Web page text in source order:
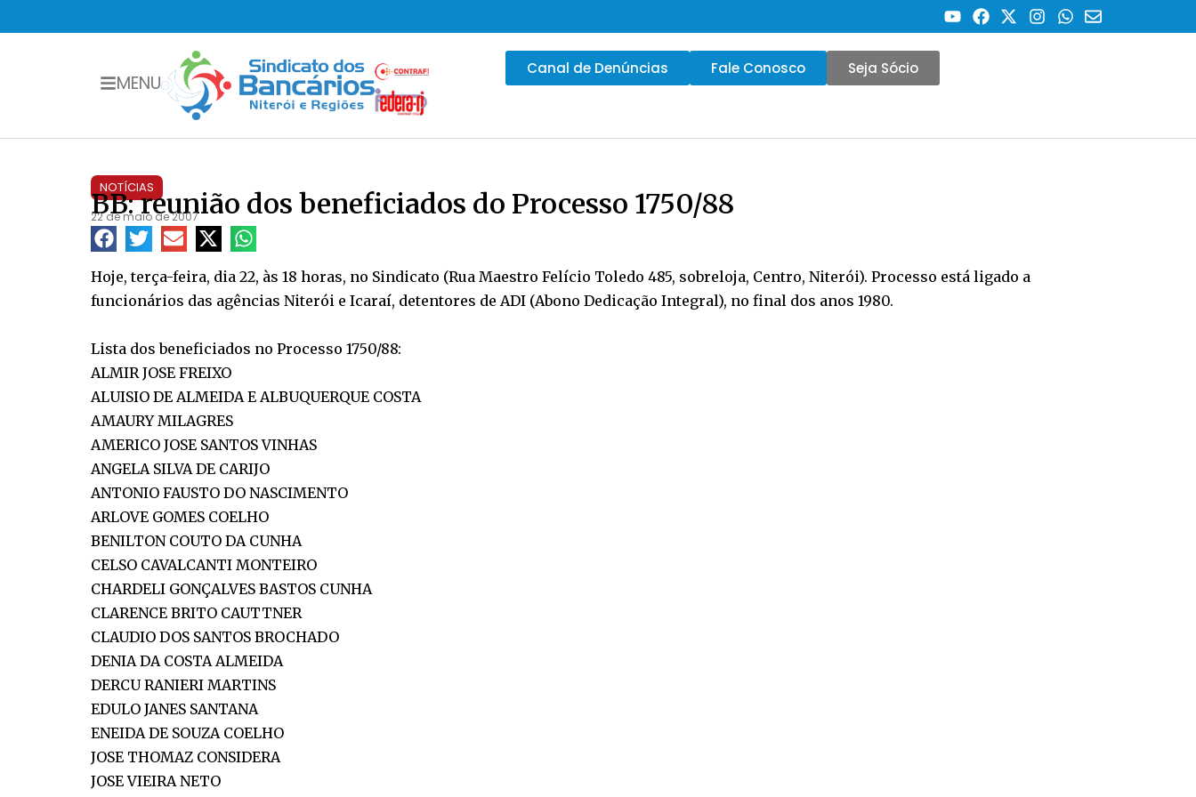
MENU
Canal de Denúncias Fale Conosco Seja Sócio
NOTÍCIAS
BB: reunião dos beneficiados do Processo 1750/88
22 de maio de 2007
Hoje, terça-feira, dia 22, às 18 horas, no Sindicato (Rua Maestro Felício Toledo 485, sobreloja, Centro, Niterói). Processo está ligado a
funcionários das agências Niterói e Icaraí, detentores de ADI (Abono Dedicação Integral), no final dos anos 1980.
Lista dos beneficiados no Processo 1750/88:
ALMIR JOSE FREIXO
ALUISIO DE ALMEIDA E ALBUQUERQUE COSTA
AMAURY MILAGRES
AMERICO JOSE SANTOS VINHAS
ANGELA SILVA DE CARIJO
ANTONIO FAUSTO DO NASCIMENTO
ARLOVE GOMES COELHO
BENILTON COUTO DA CUNHA
CELSO CAVALCANTI MONTEIRO
CHARDELI GONÇALVES BASTOS CUNHA
CLARENCE BRITO CAUTTNER
CLAUDIO DOS SANTOS BROCHADO
DENIA DA COSTA ALMEIDA
DERCU RANIERI MARTINS
EDULO JANES SANTANA
ENEIDA DE SOUZA COELHO
JOSE THOMAZ CONSIDERA
JOSE VIEIRA NETO